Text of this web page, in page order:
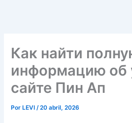
Как найти
информацию об
сайте Пин Ап
Por LEVI/20 abril, 2026